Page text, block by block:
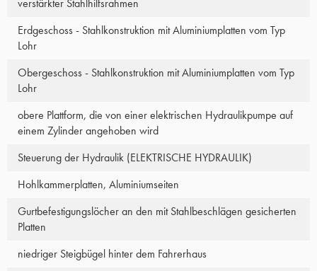
verstärkter Stahlhilfsrahmen
Erdgeschoss - Stahlkonstruktion mit Aluminiumplatten vom Typ
Lohr
Obergeschoss - Stahlkonstruktion mit Aluminiumplatten vom Typ
Lohr
obere Plattform, die von einer elektrischen Hydraulikpumpe auf
einem Zylinder angehoben wird
Steuerung der Hydraulik (ELEKTRISCHE HYDRAULIK)
Hohlkammerplatten, Aluminiumseiten
Gurtbefestigungslöcher an den mit Stahlbeschlägen gesicherten
Platten
niedriger Steigbügel hinter dem Fahrerhaus